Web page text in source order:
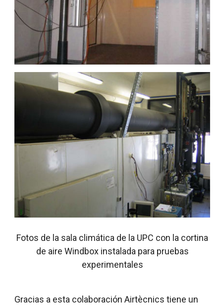
Fotos de la sala climática de la UPC con la cortina
de aire Windbox instalada para pruebas
experimentales
Gracias a esta colaboración Airtècnics tiene un